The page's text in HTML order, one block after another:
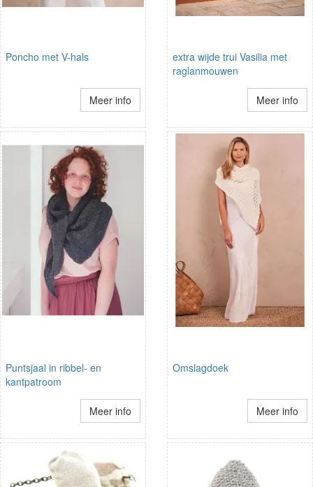
Poncho met V-hals
Meer info
extra wijde trui Vasilia met
raglanmouwen
Meer info
Puntsjaal in ribbel- en
kantpatroom
Meer info
Omslagdoek
Meer info